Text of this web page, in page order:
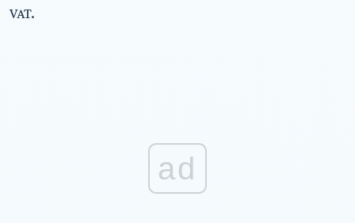
VAT.
ad